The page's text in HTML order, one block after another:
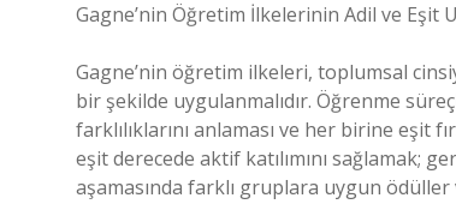
Gagne’nin Öğretim İlkelerinin Adil ve Eşit
Gagne’nin öğretim ilkeleri, toplumsal
bir şekilde uygulanmalıdır. Öğrenme
farklılıklarını anlaması ve her birine eşit
eşit derecede aktif katılımını sağlamak;
aşamasında farklı gruplara uygun